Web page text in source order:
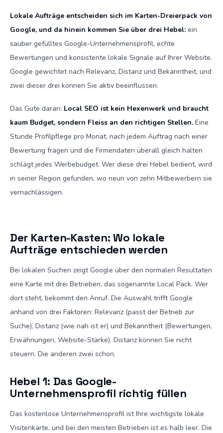
Lokale Aufträge entscheiden sich im Karten-Dreierpack von
Google, und da hinein kommen Sie über drei Hebel: ein
sauber gefülltes Google-Unternehmensprofil, echte
Bewertungen und konsistente lokale Signale auf Ihrer Website.
Google gewichtet nach Relevanz, Distanz und Bekanntheit, und
zwei dieser drei können Sie aktiv beeinflussen.
Das Gute daran: Local SEO ist kein Hexenwerk und braucht
kaum Budget, sondern Fleiss an den richtigen Stellen. Eine
Stunde Profilpflege pro Monat, nach jedem Auftrag nach einer
Bewertung fragen und die Firmendaten überall gleich halten
schlägt jedes Werbebudget. Wer diese drei Hebel bedient, wird
in seiner Region gefunden, wo neun von zehn Mitbewerbern sie
vernachlässigen.
Der Karten-Kasten: Wo lokale
Aufträge entschieden werden
Bei lokalen Suchen zeigt Google über den normalen Resultaten
eine Karte mit drei Betrieben, das sogenannte Local Pack. Wer
dort steht, bekommt den Anruf. Die Auswahl trifft Google
anhand von drei Faktoren: Relevanz (passt der Betrieb zur
Suche), Distanz (wie nah ist er) und Bekanntheit (Bewertungen,
Erwähnungen, Website-Stärke). Distanz können Sie nicht
steuern. Die anderen zwei schon.
Hebel 1: Das Google-
Unternehmensprofil richtig füllen
Das kostenlose Unternehmensprofil ist Ihre wichtigste lokale
Visitenkarte, und bei den meisten Betrieben ist es halb leer. Die